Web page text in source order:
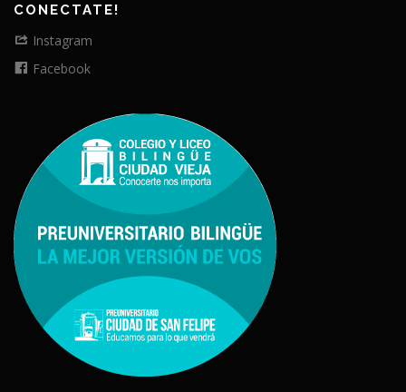
CONECTATE!
Instagram
Facebook